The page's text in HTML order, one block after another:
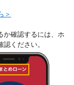
＞
か確認するには、ホ
ください。